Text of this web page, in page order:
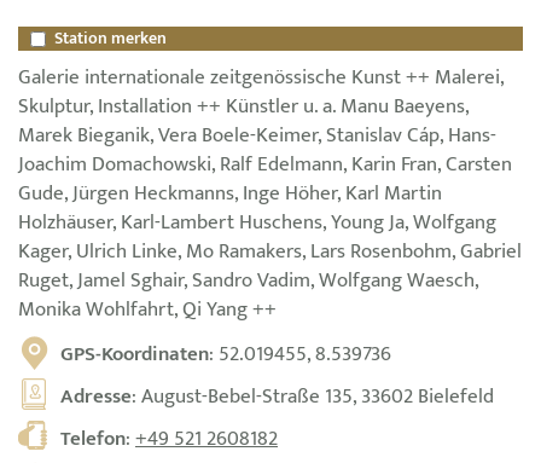
Station merken
Galerie internationale zeitgenössische Kunst ++ Malerei,
Skulptur, Installation ++ Künstler u. a. Manu Baeyens,
Marek Bieganik, Vera Boele-Keimer, Stanislav Cáp, Hans-
Joachim Domachowski, Ralf Edelmann, Karin Fran, Carsten
Gude, Jürgen Heckmanns, Inge Höher, Karl Martin
Holzhäuser, Karl-Lambert Huschens, Young Ja, Wolfgang
Kager, Ulrich Linke, Mo Ramakers, Lars Rosenbohm, Gabriel
Ruget, Jamel Sghair, Sandro Vadim, Wolfgang Waesch,
Monika Wohlfahrt, Qi Yang ++
GPS-Koordinaten: 52.019455, 8.539736
Adresse: August-Bebel-Straße 135, 33602 Bielefeld
Telefon:+49 521 2608182